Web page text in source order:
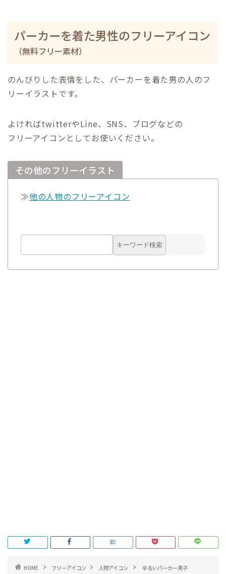
パーカーを着た男性のフリーアイコン
（無料フリー素材）
のんびりした表情をした、パーカーを着た男の人のフ
リーイラストです。
よければtwitterやLine、SNS、ブログなどの
フリーアイコンとしてお使いください。
その他のフリーイラスト
≫他の人物のフリーアイコン
HOME フリーアイコン 人物アイコン ゆるいパーカー男子